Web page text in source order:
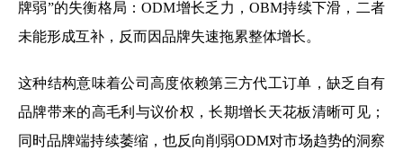
牌弱”的失衡格局：ODM增长乏力，OBM持续下滑，二者
未能形成互补，反而因品牌失速拖累整体增长。
这种结构意味着公司高度依赖第三方代工订单，缺乏自有
品牌带来的高毛利与议价权，长期增长天花板清晰可见；
同时品牌端持续萎缩，也反向削弱ODM对市场趋势的洞察